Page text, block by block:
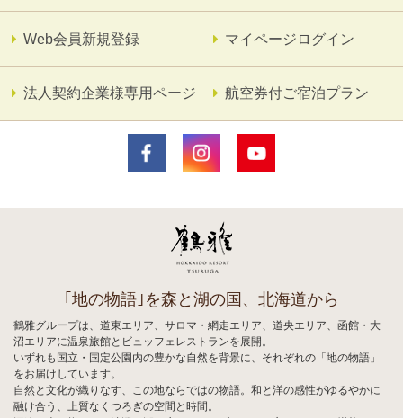
Web会員新規登録 マイページログイン
法人契約企業様専用ページ 航空券付ご宿泊プラン
｢地の物語｣を森と湖の国、北海道から
鶴雅グループは、道東エリア、サロマ・網走エリア、道央エリア、函館・大
沼エリアに温泉旅館とビュッフェレストランを展開。
いずれも国立・国定公園内の豊かな自然を背景に、それぞれの「地の物語」
をお届けしています。
自然と文化が織りなす、この地ならではの物語。和と洋の感性がゆるやかに
融け合う、上質なくつろぎの空間と時間。